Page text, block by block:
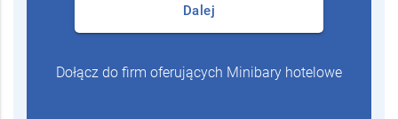
Dalej
Dołącz do firm oferujących Minibary hotelowe